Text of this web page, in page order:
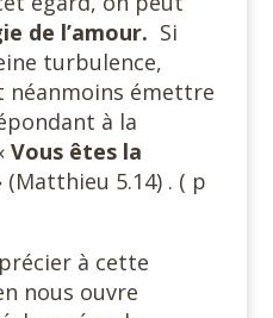
de l’amour. Si
turbulence,
néanmoins émettre
à la
Vous êtes la
(Matthieu 5.14) . ( p
à cette
nous ouvre